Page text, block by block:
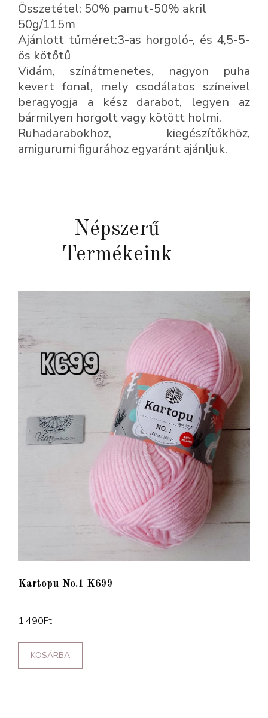
mennyiség
Összetétel: 50% pamut-50% akril
50g/115m
Ajánlott tűméret:3-as horgoló-, és 4,5-5-
ös kötőtű
Vidám, színátmenetes, nagyon puha
kevert fonal, mely csodálatos színeivel
beragyogja a kész darabot, legyen az
bármilyen horgolt vagy kötött holmi.
Ruhadarabokhoz, kiegészítőkhöz,
amigurumi figurához egyaránt ajánljuk.
Népszerű
Termékeink
Kartopu No.1 K699
1,490Ft
KOSÁRBA